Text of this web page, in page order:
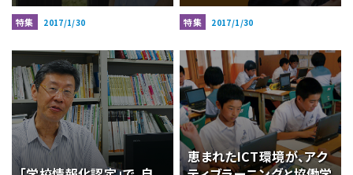
特集 2017/1/30 特集 2017/1/30
恵まれたICT環境が、アク